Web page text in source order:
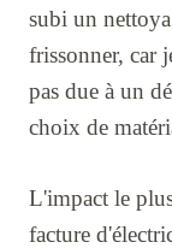
subi un
frissonner, car
pas due à un
choix de
L'impact le
facture